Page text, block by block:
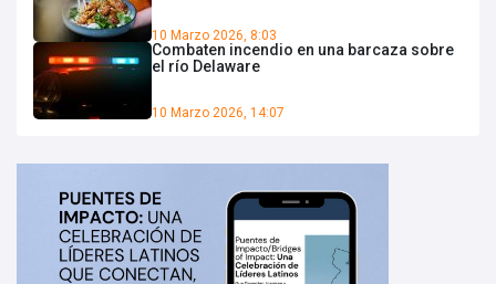
10 Marzo 2026, 8:03
Combaten incendio en una barcaza sobre
el río Delaware
10 Marzo 2026, 14:07